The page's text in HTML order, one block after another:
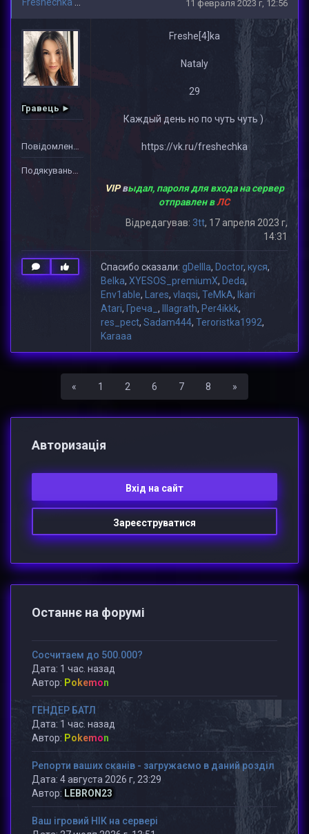
Freshechka 11 февраля 2023 г, 12:56
Гравець ►
Повідомлень: 3
Подякувань: 44
Freshe[4]ka
Nataly
29
Каждый день но по чуть чуть )
https://vk.ru/freshechka
VIPвыдал, пароля для входа на сервер
отправлен вЛС
Відредагував: 3tt, 17 апреля 2023 г,
14:31
Спасибо сказали: gDeIIIa, Doctor, куся,
Belka, XYESOS_premiumX, Deda,
Env1able, Lares, vlaqsi, TeMkA, Ikari
Atari, Греча_ , lllagrath, Per4ikkk,
res_pect, Sadam444, Teroristka1992,
Karaaa
« Назад1 2 6 7 8 »
Авторизацiя
Вхiд на сайт
Зареєструватися
Останнє на форумі
Сосчитаем до 500.000?
Дата: 1 час. назад
Автор: Pokemon
ГЕНДЕР БАТЛ
Дата: 1 час. назад
Автор: Pokemon
Репорти ваших сканів - загружаємо в даний розділ
Дата: 4 августа 2026 г, 23:29
Автор: LEBRON23
Ваш ігровий НІК на сервері